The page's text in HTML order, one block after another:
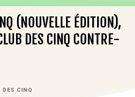
(NOUVELLE ÉDITION),
DES CINQ CONTRE-
DES CINQ